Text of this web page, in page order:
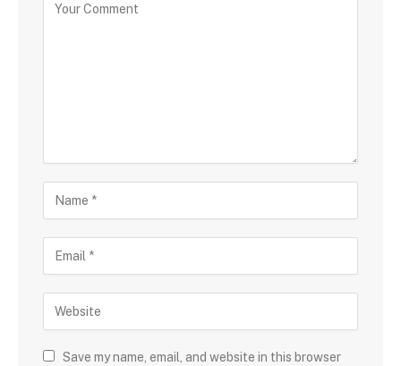
Save my name, email, and website in this browser